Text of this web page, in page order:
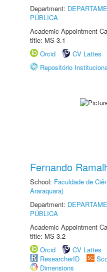
Department:
PÚBLICA
Academic Appointment
title: MS-3.1
Orcid
CV Lattes
Repositório
Fernando
School: Faculdade de
Araraquara)
Department:
PÚBLICA
Academic Appointment
title: MS-3.2
Orcid
CV Lattes
ResearcherID
Dimensions